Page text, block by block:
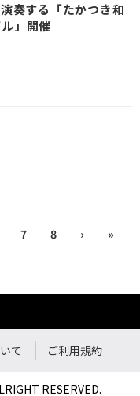
奏する「たかつき和
」開催
7 8 › »
て ご利用規約
RESERVED.